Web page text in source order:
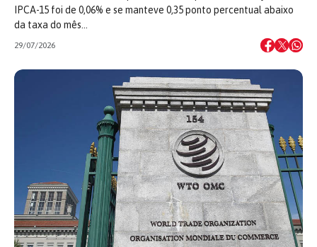
IPCA-15 foi de 0,06% e se manteve 0,35 ponto percentual abaixo
da taxa do mês…
29/07/2026